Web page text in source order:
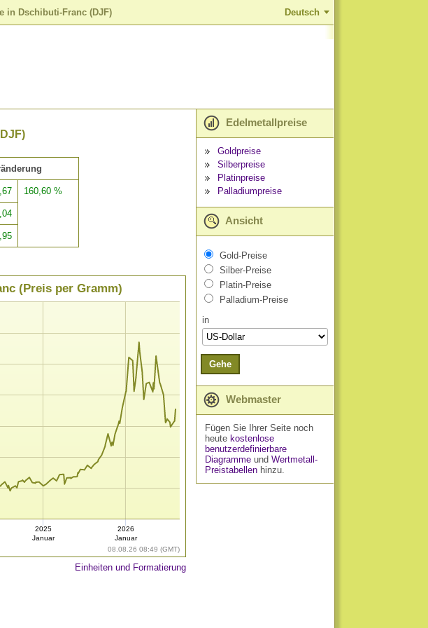
in Dschibuti-Franc (DJF) Deutsch
160,60 %
08.08.26 08:49 (GMT)
(Preis per Gramm)
2025
Januar
2026
Januar
Einheiten und Formatierung
Edelmetallpreise
Goldpreise
Silberpreise
Platinpreise
Palladiumpreise
Ansicht
Gold-Preise
Silber-Preise
Platin-Preise
Palladium-Preise
in
Gehe
Webmaster
Fügen Sie Ihrer Seite noch
heute kostenlose
benutzerdefinierbare
Diagrammeund Wertmetall-
Preistabellenhinzu.